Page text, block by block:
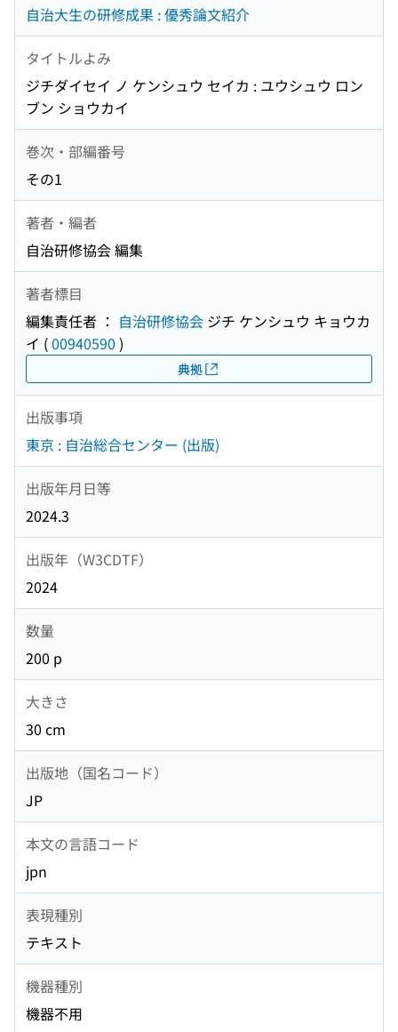
自治大生の研修成果 : 優秀論文紹介
タイトルよみ
ジチダイセイ ノ ケンシュウ セイカ : ユウシュウ ロン
ブン ショウカイ
巻次・部編番号
その1
著者・編者
自治研修協会 編集
著者標目
編集責任者 ： 自治研修協会 ジチ ケンシュウ キョウカ
イ (00940590 )
典拠
出版事項
東京 : 自治総合センター (出版)
出版年月日等
2024.3
出版年（W3CDTF）
2024
数量
200 p
大きさ
30 cm
出版地（国名コード）
JP
本文の言語コード
jpn
表現種別
テキスト
機器種別
機器不用